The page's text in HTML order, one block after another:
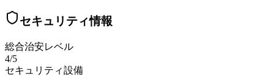
セキュリティ情報
総合治安レベル
4/5
セキュリティ設備